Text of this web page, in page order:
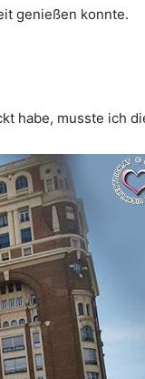
genießen konnte.
habe, musste ich